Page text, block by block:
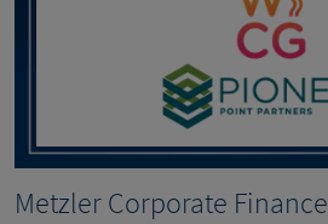
Metzler Corporate